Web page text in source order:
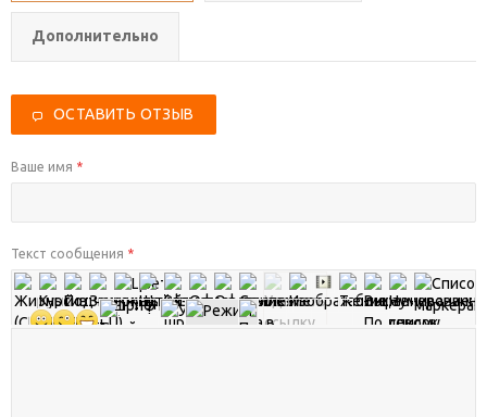
Дополнительно
ОСТАВИТЬ ОТЗЫВ
Ваше имя *
Текст сообщения *